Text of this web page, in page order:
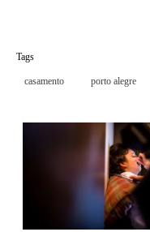
Tags
casamento porto alegre